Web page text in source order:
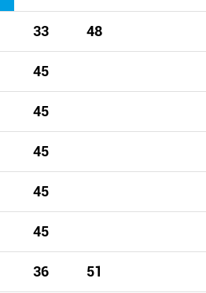
33 48
45
45
45
45
45
36 51